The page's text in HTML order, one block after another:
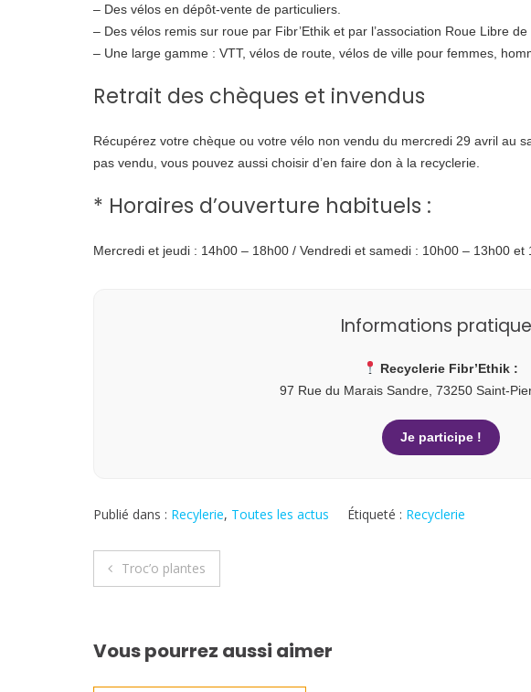
– Des vélos en dépôt-vente de particuliers.
– Des vélos remis sur roue par Fibr’Ethik et par l’association Roue Libre de
– Une large gamme : VTT, vélos de route, vélos de ville pour femmes,
Retrait des chèques et invendus
Récupérez votre chèque ou votre vélo non vendu du mercredi 29 avril au
pas vendu, vous pouvez aussi choisir d’en faire don à la recyclerie.
* Horaires d’ouverture habituels :
Mercredi et jeudi : 14h00 – 18h00 / Vendredi et samedi : 10h00 – 13h00 et
Informations
Recyclerie Fibr’Ethik :
97 Rue du Marais Sandre, 73250 Saint-
Je participe !
Publié dans : Recylerie, Toutes les actus Étiqueté : Recyclerie
Navigation
l’article
Troc’o plantes
Vous pourrez aussi aimer